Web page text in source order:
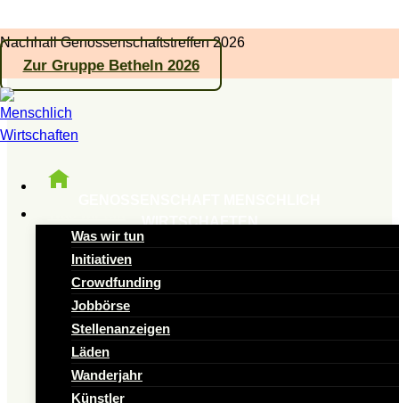
Zum
Inhalt
springen
Nachhall Genossenschaftstreffen 2026
Zur Gruppe Betheln 2026
Was wir tun
Initiativen
Crowdfunding
Jobbörse
Stellenanzeigen
Läden
Wanderjahr
Künstler
WIRTSCHAFTEN
Gemeinsame Ideen
für den Wandel
Impulse und Inspirationen – als